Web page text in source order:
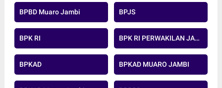
BPBD Muaro Jambi BPJS
BPK RI BPK RI PERWAKILAN JAMBI
BPKAD BPKAD MUARO JAMBI